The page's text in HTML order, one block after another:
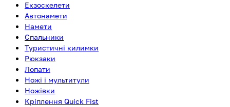
Екзоскелети
Автонамети
Намети
Спальники
Туристичні килимки
Рюкзаки
Лопати
Ножі і мультитули
Ножівки
Кріплення Quick Fist